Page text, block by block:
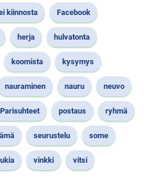
kiinnosta Facebook
herja hulvatonta
koomista kysymys
nauraminen nauru neuvo
Parisuhteet postaus ryhmä
seurustelu some
vinkki vitsi